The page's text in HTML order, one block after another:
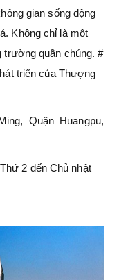
gian sống động
Không chỉ là một
trường quần chúng. #
triển của Thượng
Quận Huangpu,
2 đến Chủ nhật